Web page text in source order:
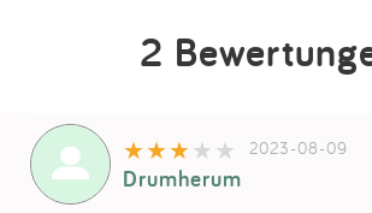
Eintragen
2
2023-08-09
Drumherum